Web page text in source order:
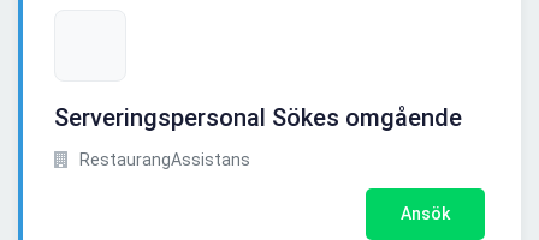
Serveringspersonal Sökes omgående
RestaurangAssistans
Ansök